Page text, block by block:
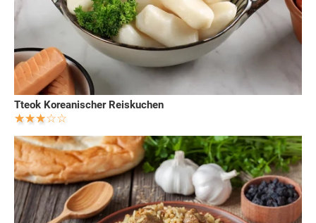
Tteok Koreanischer Reiskuchen